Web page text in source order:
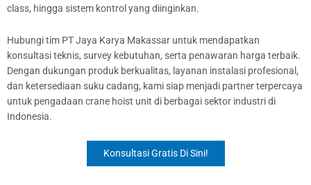
class, hingga sistem kontrol yang diinginkan.
Hubungi tim PT Jaya Karya Makassar untuk mendapatkan
konsultasi teknis, survey kebutuhan, serta penawaran harga terbaik.
Dengan dukungan produk berkualitas, layanan instalasi profesional,
dan ketersediaan suku cadang, kami siap menjadi partner terpercaya
untuk pengadaan crane hoist unit di berbagai sektor industri di
Indonesia.
Konsultasi Gratis Di Sini!